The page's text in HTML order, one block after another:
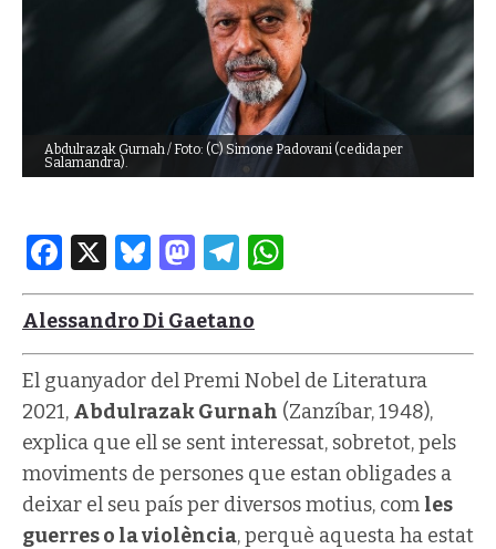
Abdulrazak Gurnah / Foto: (C) Simone Padovani (cedida per
Salamandra).
Facebook
X Bluesky
Mastodon
Telegram
Alessandro Di Gaetano
El guanyador del Premi Nobel de Literatura
2021, Abdulrazak Gurnah (Zanzíbar, 1948),
explica que ell se sent interessat, sobretot, pels
moviments de persones que estan obligades a
deixar el seu país per diversos motius, com les
guerres o la violència, perquè aquesta ha estat